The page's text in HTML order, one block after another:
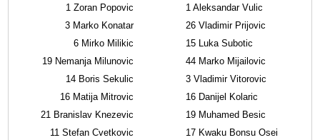
1 Zoran Popovic
3 Marko Konatar
6 Mirko Milikic
19 Nemanja Milunovic
14 Boris Sekulic
16 Matija Mitrovic
21 Branislav Knezevic
11 Stefan Cvetkovic
1 Aleksandar Vulic
26 Vladimir Prijovic
15 Luka Subotic
44 Marko Mijailovic
3 Vladimir Vitorovic
16 Danijel Kolaric
19 Muhamed Besic
17 Kwaku Bonsu Osei